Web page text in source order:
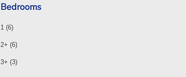
Bedrooms
1 (6)
2+ (6)
3+ (3)